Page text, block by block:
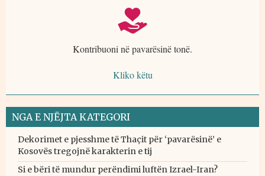
Kontribuoni në pavarësinë tonë.
Kliko këtu
NGA E NJËJTA KATEGORI
Dekorimet e pjesshme të Thaçit për ‘pavarësinë’ e
Kosovës tregojnë karakterin e tij
Si e bëri të mundur perëndimi luftën Izrael-Iran?